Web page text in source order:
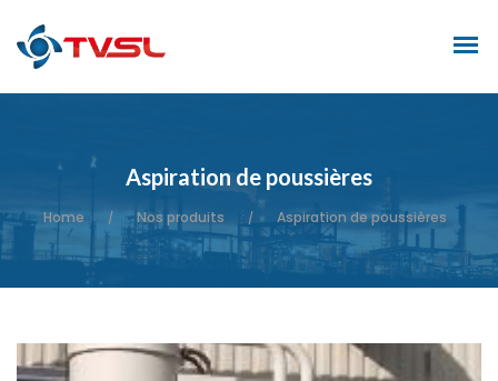
Aspiration de poussières
Home / Nos produits / Aspiration de poussières